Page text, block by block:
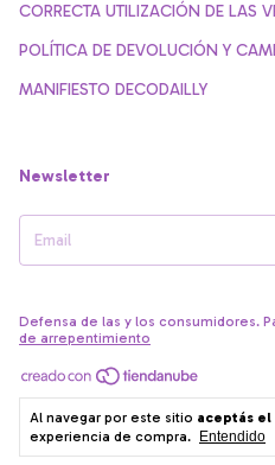
Al navegar por este sitio aceptás el
experiencia de compra.
Entendido
CORRECTA UTILIZACIÓN DE LAS
POLÍTICA DE DEVOLUCIÓN Y
MANIFIESTO DECODAILLY
Newsletter
Defensa de las y los consumidores.
de arrepentimiento
Copyright Decodailly - 27280804059
reservados.